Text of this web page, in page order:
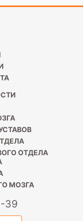
ОТДЕЛА
МОЗГА
39